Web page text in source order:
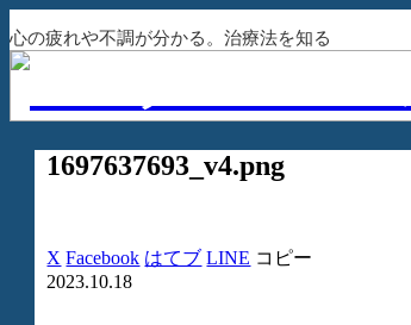
心の疲れや不調が分かる。治療法を知る
1697637693_v4.png
X Facebook はてブ LINE コピー
2023.10.18